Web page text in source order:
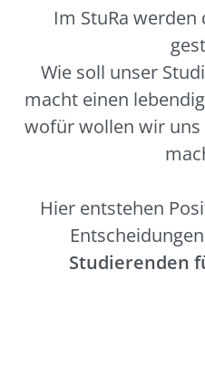
Im StuRa werden
Wie soll unser
macht einen
wofür wollen wir uns
Hier entstehen
Studierenden